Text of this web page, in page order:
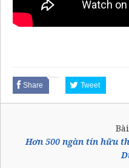
Share Tweet
Hơn 500 ngàn tín hữu